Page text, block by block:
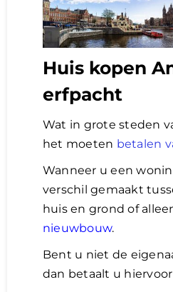
Huis kopen
erfpacht
Wat in grote steden
het moeten betalen
Wanneer u een
verschil gemaakt
huis en grond of
nieuwbouw.
Bent u niet de
dan betaalt u